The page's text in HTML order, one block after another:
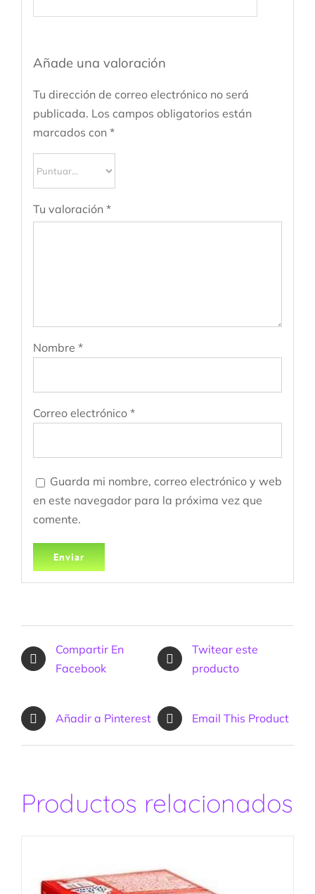
Añade una valoración
Tu dirección de correo electrónico no será
publicada. Los campos obligatorios están
marcados con *
Tu valoración *
Nombre *
Correo electrónico *
Guarda mi nombre, correo electrónico y web
en este navegador para la próxima vez que
comente.
Compartir En
Facebook
Twitear este
producto
Añadir a Pinterest Email This Product
Productos relacionados